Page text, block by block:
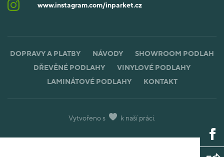
www.instagram.com/inparket.cz
DOPRAVY A PLATBY NÁVODY
SHOWROOM PODLAH
DŘEVĚNÉ PODLAHY
VINYLOVÉ PODLAHY
LAMINÁTOVÉ PODLAHY
KONTAKT
Vytvořeno s k naší práci.